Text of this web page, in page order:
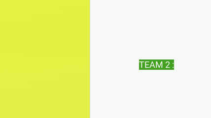
TEAM 2 :